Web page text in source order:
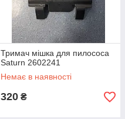
Тримач мішка для пилососа
Saturn 2602241
Немає в наявності
320 ₴